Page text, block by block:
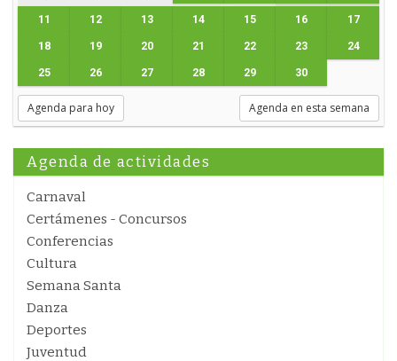
11 12 13 14 15 16 17
18 19 20 21 22 23 24
25 26 27 28 29 30
Agenda para hoy Agenda en esta semana
Agenda de actividades
Carnaval
Certámenes - Concursos
Conferencias
Cultura
Semana Santa
Danza
Deportes
Juventud